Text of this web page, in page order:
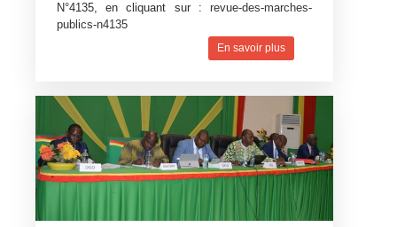
N°4135, en cliquant sur : revue-des-marches-
publics-n4135
En savoir plus